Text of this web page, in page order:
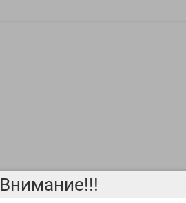
Внимание!!!